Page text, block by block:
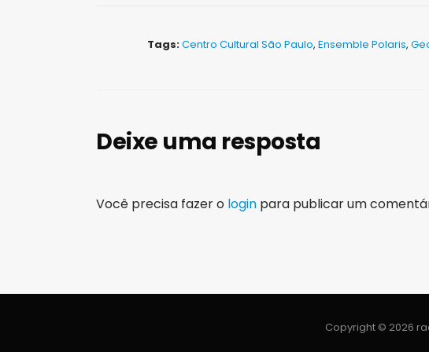
Tags:Centro Cultural São Paulo, Ensemble Polaris,
Deixe uma resposta
Você precisa fazer o login para publicar um
Copyright © 2026